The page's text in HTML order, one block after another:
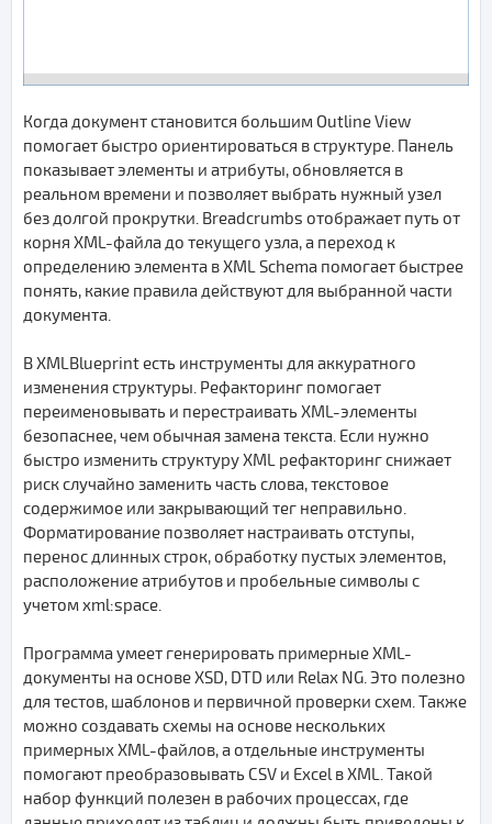
Когда документ становится большим Outline View
помогает быстро ориентироваться в структуре. Панель
показывает элементы и атрибуты, обновляется в
реальном времени и позволяет выбрать нужный узел
без долгой прокрутки. Breadcrumbs отображает путь от
корня XML-файла до текущего узла, а переход к
определению элемента в XML Schema помогает быстрее
понять, какие правила действуют для выбранной части
документа.
В XMLBlueprint есть инструменты для аккуратного
изменения структуры. Рефакторинг помогает
переименовывать и перестраивать XML-элементы
безопаснее, чем обычная замена текста. Если нужно
быстро изменить структуру XML рефакторинг снижает
риск случайно заменить часть слова, текстовое
содержимое или закрывающий тег неправильно.
Форматирование позволяет настраивать отступы,
перенос длинных строк, обработку пустых элементов,
расположение атрибутов и пробельные символы с
учетом xml:space.
Программа умеет генерировать примерные XML-
документы на основе XSD, DTD или Relax NG. Это полезно
для тестов, шаблонов и первичной проверки схем. Также
можно создавать схемы на основе нескольких
примерных XML-файлов, а отдельные инструменты
помогают преобразовывать CSV и Excel в XML. Такой
набор функций полезен в рабочих процессах, где